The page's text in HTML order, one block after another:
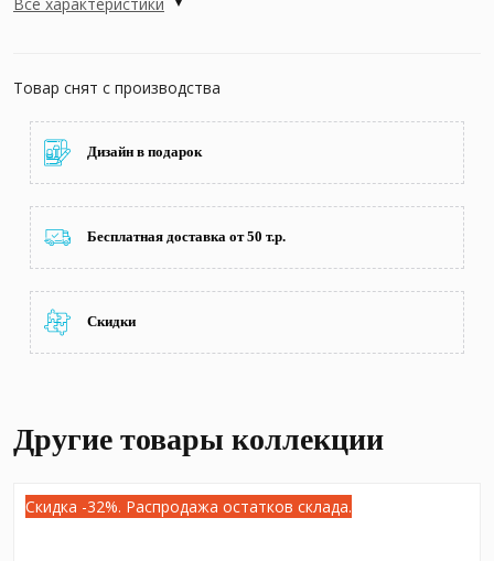
Товар снят с производства
Дизайн в подарок
Бесплатная доставка от 50 т.р.
Скидки
Другие товары коллекции
Скидка -32%. Распродажа остатков склада.